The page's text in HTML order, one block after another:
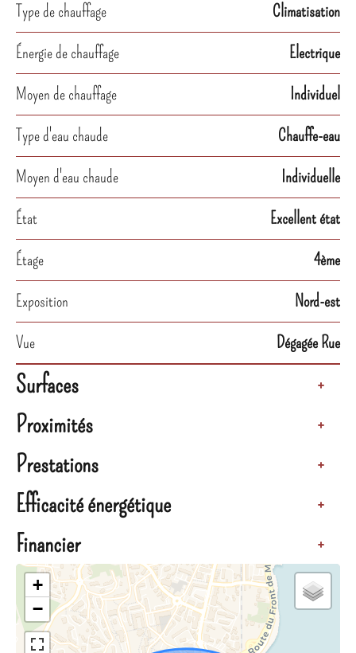
Type de chauffage
Climatisation
Énergie de chauffage
Electrique
Moyen de chauffage
Individuel
Type d'eau chaude
Chauffe-eau
Moyen d'eau chaude
Individuelle
État
Excellent état
Étage
4ème
Exposition
Nord-est
Vue
Dégagée Rue
Surfaces +
Proximités +
Prestations +
Efficacité énergétique +
Financier +
+
−